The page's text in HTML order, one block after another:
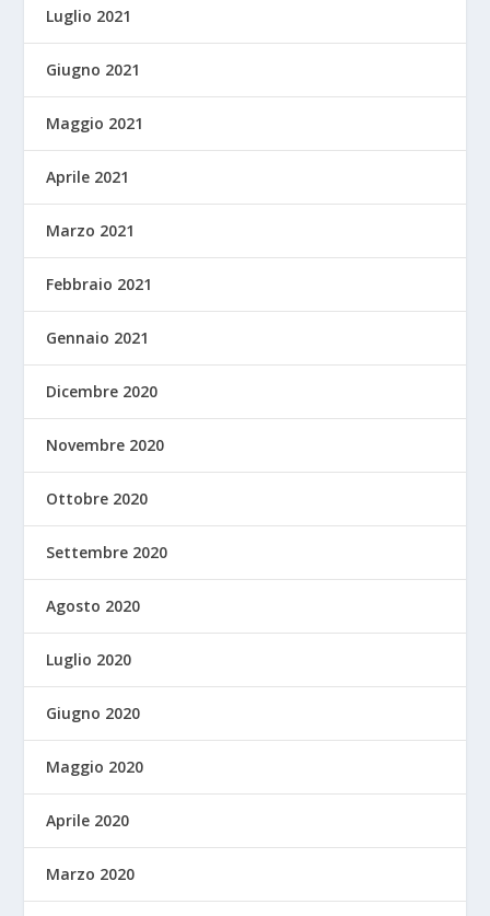
Luglio 2021
Giugno 2021
Maggio 2021
Aprile 2021
Marzo 2021
Febbraio 2021
Gennaio 2021
Dicembre 2020
Novembre 2020
Ottobre 2020
Settembre 2020
Agosto 2020
Luglio 2020
Giugno 2020
Maggio 2020
Aprile 2020
Marzo 2020